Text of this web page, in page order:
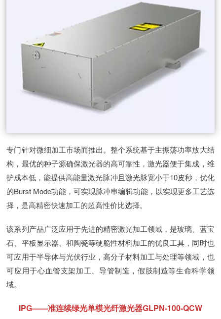
专门针对微细加工市场而推出。整个系统基于主振荡功率放大结
构，最优的种子源确保激光器的高可靠性，激光器便于集成，维
护成本低，能提供高能量激光脉冲且激光脉宽小于10皮秒，优化
的Burst Mode功能，可实现脉冲串编辑功能，以实现更多工艺选
择，是高精密快速加工的超高性价比选择。
该系列产品广泛应用于先进的精密激光加工领域，是玻璃、蓝宝
石、平板显示器、和陶瓷等硬脆性材料加工的优良工具，同时也
可应用于半导体与光伏行业，高分子材料加工与处理等领域，也
可应用于心血管支架加工、导管制造，假肢制造等生命科学领
域。
IPG——准连续绿光单模光纤激光器GLPN-100-QCW